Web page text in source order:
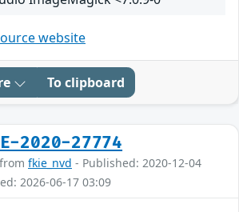
website
To clipboard
2020-27774
fkie_nvd - Published: 2020-12-04
2026-06-17 03:09